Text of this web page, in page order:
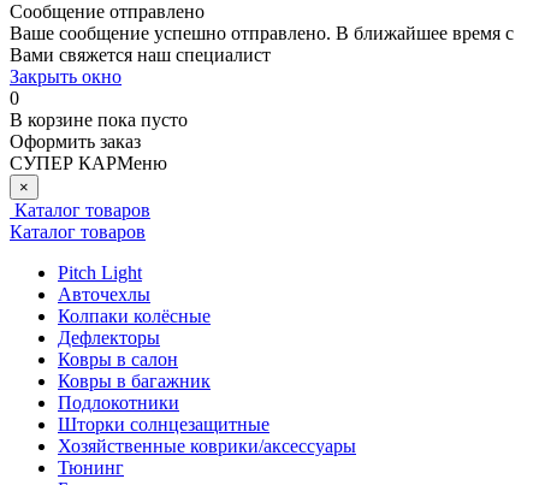
Сообщение отправлено
Ваше сообщение успешно отправлено. В ближайшее время с
Вами свяжется наш специалист
Закрыть окно
0
В корзине пока пусто
Оформить заказ
СУПЕР КАРМеню
×
Каталог товаров
Каталог товаров
Pitch Light
Авточехлы
Колпаки колёсные
Дефлекторы
Ковры в салон
Ковры в багажник
Подлокотники
Шторки солнцезащитные
Хозяйственные коврики/аксессуары
Тюнинг